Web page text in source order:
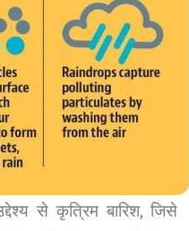
से कृत्रिम बारिश, जिसे